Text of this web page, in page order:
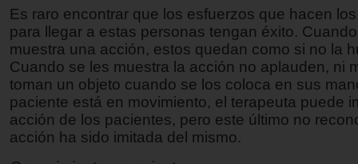
Es raro encontrar que los esfuerzos que hacen
para llegar a estas personas tengan éxito.
muestra una acción, estos quedan como si no la
Cuando se les muestra la acción no aplauden, ni
toman un objeto cuando se los coloca en sus
paciente está en movimiento, el terapeuta puede
acción de los pacientes, pero este último no
acción ha sido imitada del mismo.